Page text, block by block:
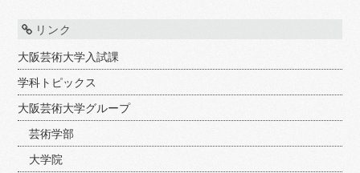
リンク
大阪芸術大学入試課
学科トピックス
大阪芸術大学グループ
芸術学部
大学院